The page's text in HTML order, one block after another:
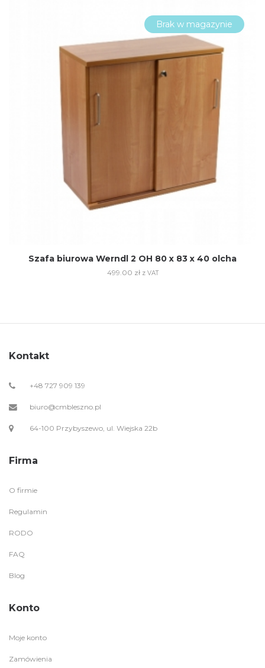
Brak w magazynie
Szafa biurowa Werndl 2 OH 80 x 83 x 40 olcha
499.00 zł z VAT
Kontakt
+48 727 909 139
biuro@cmbleszno.pl
64-100 Przybyszewo, ul. Wiejska 22b
Firma
O firmie
Regulamin
RODO
FAQ
Blog
Konto
Moje konto
Zamówienia